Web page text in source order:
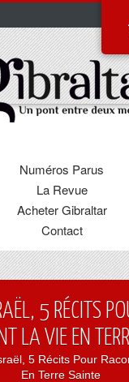
Numéros Parus
La Revue
Acheter Gibraltar
Contact
5 RÉCITS
LA VIE EN
5 Récits Pour
En Terre Sainte